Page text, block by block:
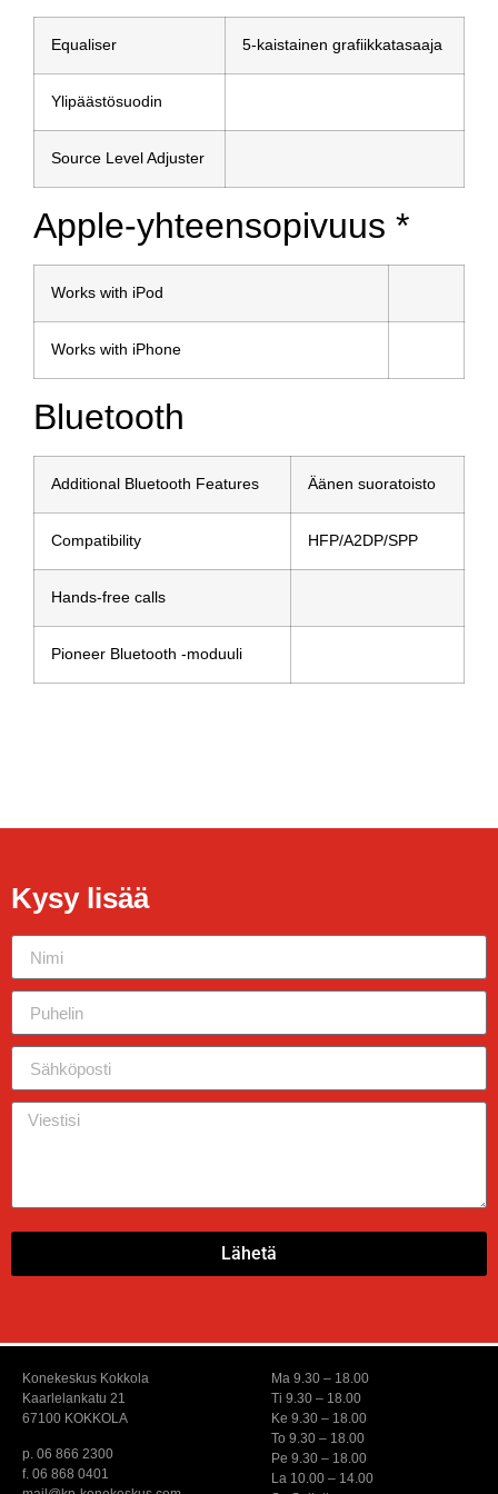
Equaliser 5-kaistainen grafiikkatasaaja
Ylipäästösuodin
Source Level Adjuster
Apple-yhteensopivuus *
Works with iPod
Works with iPhone
Bluetooth
Additional Bluetooth Features Äänen suoratoisto
Compatibility HFP/A2DP/SPP
Hands-free calls
Pioneer Bluetooth -moduuli
Kysy lisää
Lähetä
Konekeskus Kokkola
Kaarlelankatu 21
67100 KOKKOLA
p. 06 866 2300
f. 06 868 0401
Ma 9.30 – 18.00
Ti 9.30 – 18.00
Ke 9.30 – 18.00
To 9.30 – 18.00
Pe 9.30 – 18.00
La 10.00 – 14.00